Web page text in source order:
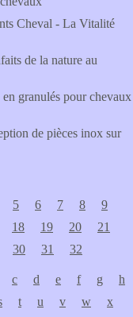
Cheval - La Vitalité
de la nature au
granulés pour chevaux
de pièces inox sur
5 6 7 8
9
18 19 20
21
30 31 32
c d e f g
h
t u v w x